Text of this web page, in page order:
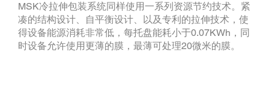
MSK冷拉伸包装系统同样使用一系列资源节约技术。紧
凑的结构设计、自平衡设计、以及专利的拉伸技术，使
得设备能源消耗非常低，每托盘能耗小于0.07KWh，同
时设备允许使用更薄的膜，最薄可处理20微米的膜。